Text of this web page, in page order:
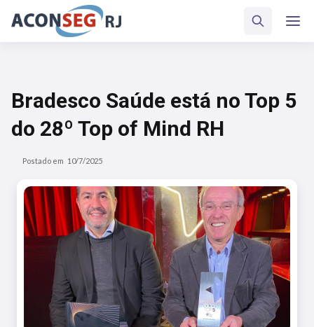
Bradesco Saúde está no Top 5
do 28º Top of Mind RH
Postado em 10/7/2025